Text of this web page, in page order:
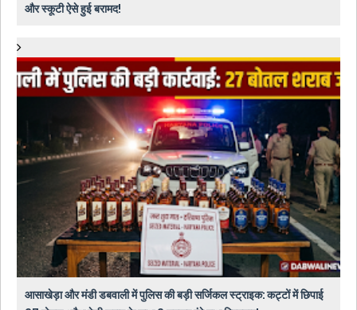
और स्कूटी ऐसे हुई बरामद!
आसाखेड़ा और मंडी डबवाली में पुलिस की बड़ी सर्जिकल स्ट्राइक: कट्टों में छिपाई